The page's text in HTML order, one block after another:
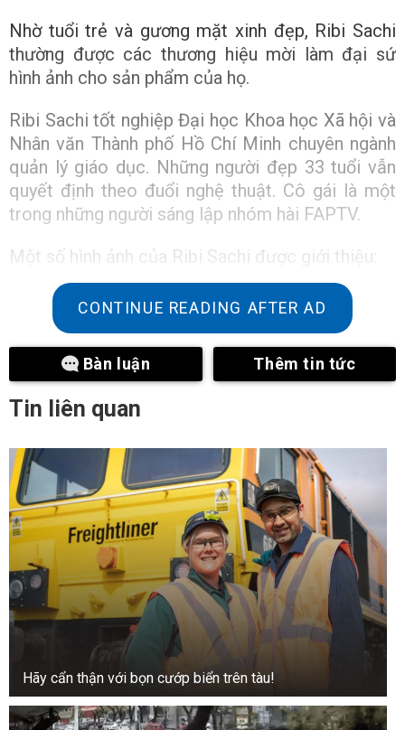
Nhờ tuổi trẻ và gương mặt xinh đẹp, Ribi Sachi
thường được các thương hiệu mời làm đại sứ
hình ảnh cho sản phẩm của họ.
Ribi Sachi tốt nghiệp Đại học Khoa học Xã hội và
Nhân văn Thành phố Hồ Chí Minh chuyên ngành
quản lý giáo dục. Những người đẹp 33 tuổi vẫn
quyết định theo đuổi nghệ thuật. Cô gái là một
trong những người sáng lập nhóm hài FAPTV.
Một số hình ảnh của Ribi Sachi được giới thiệu:
CONTINUE READING AFTER AD
Bàn luận Thêm tin tức
Tin liên quan
Hãy cẩn thận với bọn cướp biển trên tàu!